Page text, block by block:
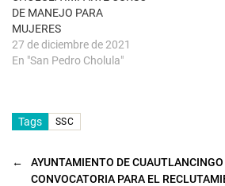
a
)
DE MANEJO PARA
MUJERES
27 de diciembre de 2021
En "San Pedro Cholula"
Tags SSC
←
AYUNTAMIENTO DE
CONVOCATORIA PARA EL